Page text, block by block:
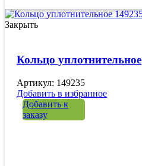
Закрыть
Кольцо уплотнительное
Артикул: 149235
Добавить в избранное
Добавить к
заказу